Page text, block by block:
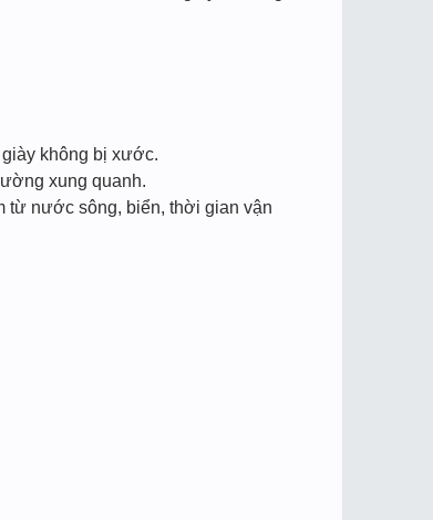
không bị xước.
xung quanh.
từ nước sông, biển, thời gian vận